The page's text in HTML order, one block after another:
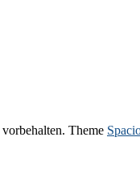
Theme